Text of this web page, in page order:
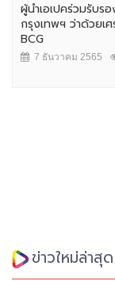
ผู้นำเอเปคร่วมรับร
กรุงเทพฯ ว่าด้วยเ
BCG
7 ธันวาคม 2565
ข่าวใหม่ล่าสุด